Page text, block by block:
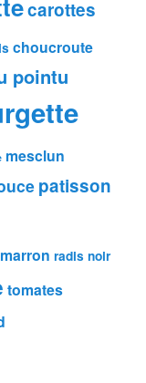
carottes
choucroute
pointu
mesclun
patisson
radis noir
tomates